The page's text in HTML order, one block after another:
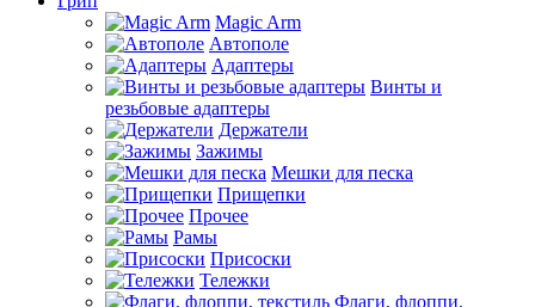
Magic Arm
Автополе
Адаптеры
Винты и
резьбовые адаптеры
Держатели
Зажимы
Мешки для песка
Прищепки
Прочее
Рамы
Присоски
Тележки
Флаги, флоппи,